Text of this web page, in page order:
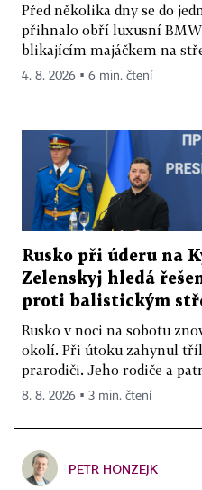
Před několika dny se do
přihnalo obří luxusní BMW
blikajícím majáčkem na
4. 8. 2026 ▪ 6 min. čtení
Rusko při úderu na
Zelenskyj hledá
proti balistickým
Rusko v noci na sobotu
okolí. Při útoku zahynul
prarodiči. Jeho rodiče a
8. 8. 2026 ▪ 3 min. čtení
PETR HONZEJK